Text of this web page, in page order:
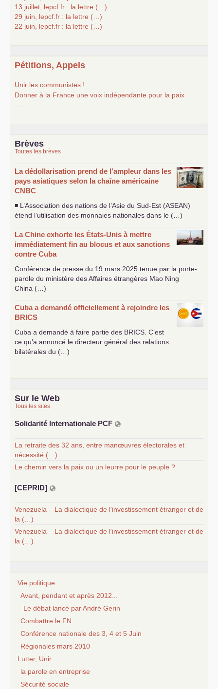
13 juillet, lepcf.fr : la lettre (…)
29 juin, lepcf.fr : la lettre (…)
22 juin, lepcf.fr : la lettre (…)
Pétitions, Appels
Unir les communistes !
Donner à la France une voix indépendante pour la paix
...
Brèves
Toutes les brèves
La dédollarisation prend de l’ampleur dans les
pays asiatiques selon la chaîne américaine
CNBC
◾ L’Association des nations de l’Asie du Sud-Est (ASEAN)
étend l’utilisation des monnaies nationales dans le (…)
La Chine exhorte les États-Unis à mettre
immédiatement fin au blocus et aux sanctions
contre Cuba
Conférence de presse du 19 mars 2025 tenue par la porte-
parole du ministère des Affaires étrangères Mao Ning
China (…)
Cuba a demandé officiellement à rejoindre les
BRICS
Cuba a demandé à faire partie des BRICS. C’est
ce qu’a annoncé le directeur général des relations
bilatérales du (…)
Sur le Web
Tous les sites
Solidarité Internationale PCF
La retraite des 32 ans, entre manœuvres électorales et
nécessité (…)
Le chemin vers la paix ou un leurre pour le peuple ?
[CEPRID]
Venezuela – La dialectique de l'investissement étranger et de
la (…)
Venezuela – La dialectique de l'investissement étranger et de
la (…)
Vie politique
Avant, pendant et après 2012...
Le débat lancé par André Gerin
Combattre le FN
Conférence nationale des 3, 4 et 5 Juin
Régionales mars 2010
Lutter, Unir...
la parole en entreprise
Sécurité sociale